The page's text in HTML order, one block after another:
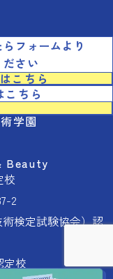
フォームより
さい
こちら
こちら
学園
Beauty
校
2
検定試験協会）認
校